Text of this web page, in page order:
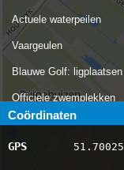
Actuele waterpeilen
Vaargeulen
Blauwe Golf: ligplaatsen
Officiele zwemplekken
Stremmingen/hinder
AIS scheepsposities
Coördinaten
GPS 51.70025